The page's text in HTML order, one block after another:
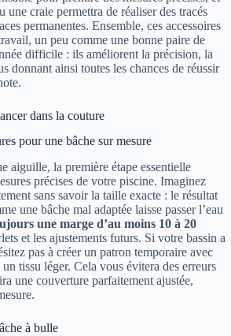
une craie permettra de réaliser des tracés
permanentes. Ensemble, ces accessoires
un peu comme une bonne paire de
difficile : ils améliorent la précision, la
donnant ainsi toutes les chances de réussir
dans la couture
pour une bâche sur mesure
aiguille, la première étape essentielle
précises de votre piscine. Imaginez
sans savoir la taille exacte : le résultat
une bâche mal adaptée laisse passer l’eau
une marge d’au moins 10 à 20
et les ajustements futurs. Si votre bassin a
pas à créer un patron temporaire avec
tissu léger. Cela vous évitera des erreurs
une couverture parfaitement ajustée,
à bulle